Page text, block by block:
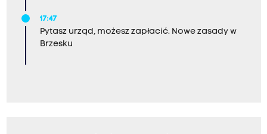
17:47
Pytasz urząd, możesz zapłacić. Nowe zasady w
Brzesku